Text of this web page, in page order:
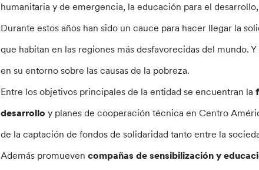
humanitaria y de emergencia, la educación para el
Durante estos años han sido un cauce para hacer llegar la
que habitan en las regiones más desfavorecidas del mundo.
en su entorno sobre las causas de la pobreza.
Entre los objetivos principales de la entidad se encuentran la
desarrollo y planes de cooperación técnica en Centro
de la captación de fondos de solidaridad tanto entre la
Además promuevencompañas de sensibilización y